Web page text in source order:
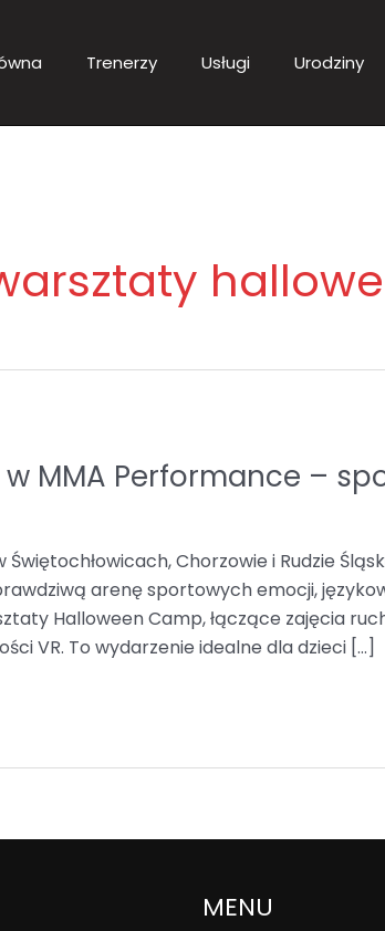
Trenerzy Usługi Urodziny
MMA Performance –
Chorzowie i Rudzie
arenę sportowych emocji,
Halloween Camp, łączące zajęcia
VR. To wydarzenie idealne dla dzieci […]
MENU